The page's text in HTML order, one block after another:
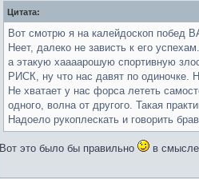
Цитата:
Вот смотрю я на калейдоскоп побед
Неет, далеко не зависть к его
а этакую хаааарошую спортивную
РИСК, ну что нас давят по одиночке.
Не хватает у нас форса лететь
одного, волна от другого. Такая
Надоело рукоплескать и говорить
Вот это было бы правильно в